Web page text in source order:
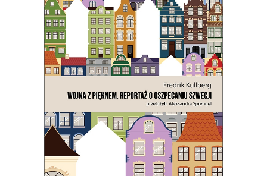
[EBOOK] WOJNA Z PIĘKNEM.
REPORTAŻ O OSZPECANIU
SZWECJI
Czy chodzi o ten osobliwy szwedzki
strach przed tym, co
nienowoczesne? Na to wygląda.
43.00zł 21.50zł
E-BOOK DO KOSZYKA